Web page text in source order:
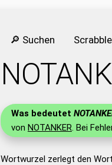
🔎 Suchen
Was bedeutet
von NOTANKER. Bei
Wortwurzel zerlegt den